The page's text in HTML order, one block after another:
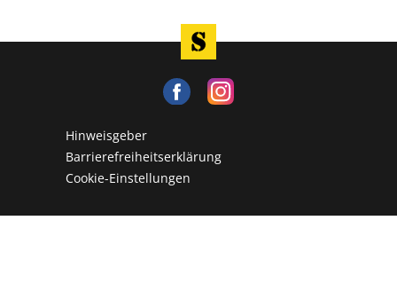
Hinweisgeber
Barrierefreiheitserklärung
Cookie-Einstellungen